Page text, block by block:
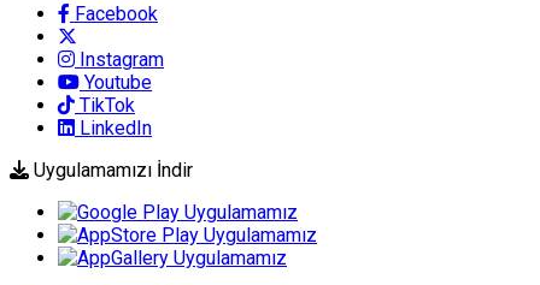
Facebook
Instagram
Youtube
TikTok
LinkedIn
Uygulamamızı İndir